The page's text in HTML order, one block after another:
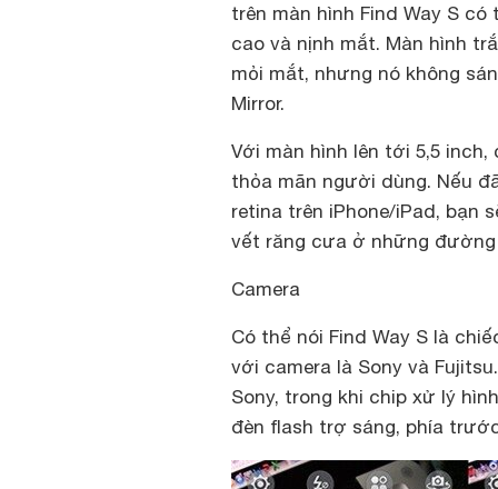
trên màn hình Find Way S
cao và nịnh mắt. Màn hình
mỏi mắt, nhưng nó không
Mirror.
Với màn hình lên tới 5,5
thỏa mãn người dùng. Nếu
retina trên iPhone/iPad, bạn
vết răng cưa ở những
Camera
Có thể nói Find Way S là
với camera là Sony và
Sony, trong khi chip xử lý
đèn flash trợ sáng, phía